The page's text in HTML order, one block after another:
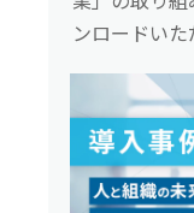
ンロードいた